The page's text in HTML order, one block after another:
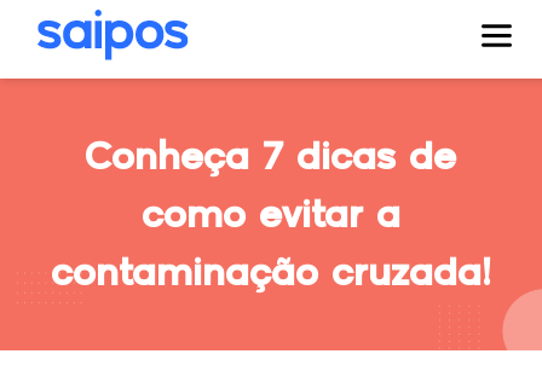
Conheça 7 dicas de
como evitar a
contaminação cruzada!